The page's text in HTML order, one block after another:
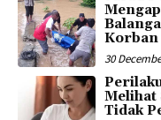
Korban
30
Melihat
Tidak